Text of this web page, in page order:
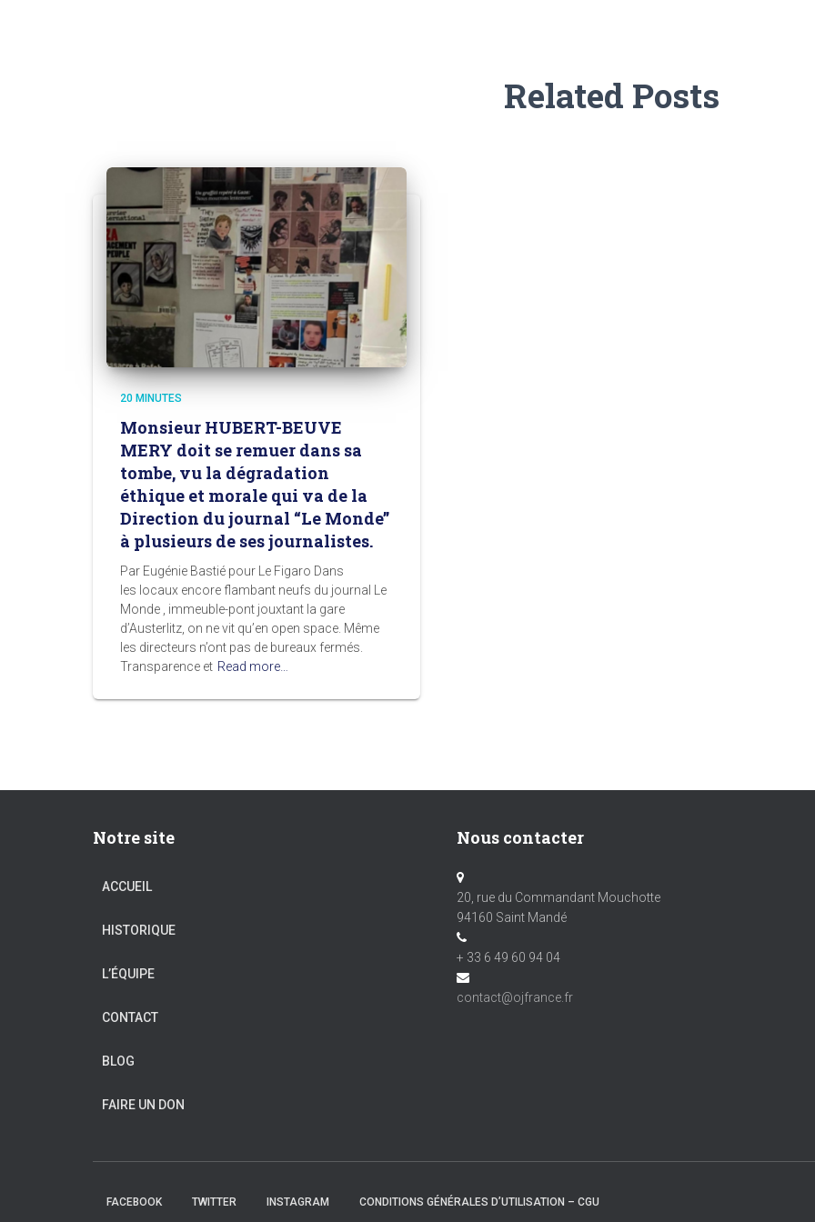
Related Posts
20 MINUTES
Monsieur HUBERT-BEUVE
MERY doit se remuer dans sa
tombe, vu la dégradation
éthique et morale qui va de la
Direction du journal “Le Monde”
à plusieurs de ses journalistes.
Par Eugénie Bastié pour Le Figaro Dans
les locaux encore flambant neufs du journal Le
Monde , immeuble-pont jouxtant la gare
d’Austerlitz, on ne vit qu’en open space. Même
les directeurs n’ont pas de bureaux fermés.
Transparence et Read more…
Notre site
ACCUEIL
HISTORIQUE
L’ÉQUIPE
CONTACT
BLOG
FAIRE UN DON
Nous contacter
20, rue du Commandant Mouchotte
94160 Saint Mandé
+ 33 6 49 60 94 04
contact@ojfrance.fr
FACEBOOK TWITTER INSTAGRAM CONDITIONS GÉNÉRALES D’UTILISATION – CGU